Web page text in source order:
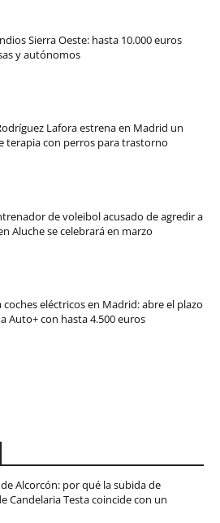
Sierra Oeste: hasta 10.000 euros
y autónomos
Lafora estrena en Madrid un
terapia con perros para trastorno
de voleibol acusado de agredir a
Aluche se celebrará en marzo
coches eléctricos en Madrid: abre el plazo
Auto+ con hasta 4.500 euros
Alcorcón: por qué la subida de
Candelaria Testa coincide con un